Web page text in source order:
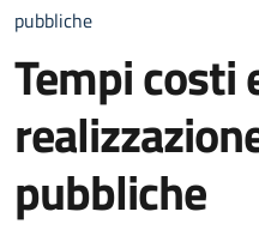
pubbliche
Tempi costi
pubbliche